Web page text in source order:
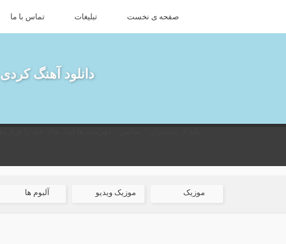
صفحه ی نخست تبلیغات تماس با ما
دانلود آهنگ کردی
موزیک موزیک ویدیو آلبوم ها